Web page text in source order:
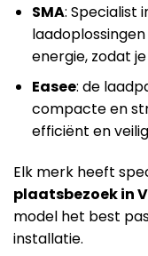
SMA: Specialist
energie, zodat
Easee: de
compacte en
efficiënt en
Elk merk heeft
plaatsbezoek in
model het best
installatie.